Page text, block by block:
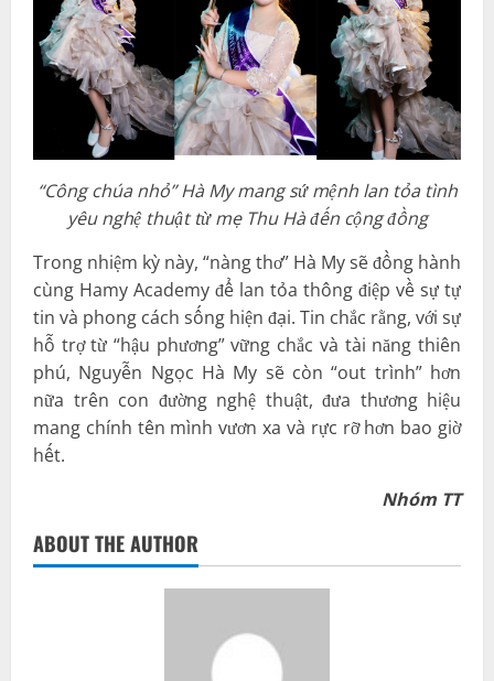
“Công chúa nhỏ” Hà My mang sứ mệnh lan tỏa tình
yêu nghệ thuật từ mẹ Thu Hà đến cộng đồng
Trong nhiệm kỳ này, “nàng thơ” Hà My sẽ đồng hành
cùng Hamy Academy để lan tỏa thông điệp về sự tự
tin và phong cách sống hiện đại. Tin chắc rằng, với sự
hỗ trợ từ “hậu phương” vững chắc và tài năng thiên
phú, Nguyễn Ngọc Hà My sẽ còn “out trình” hơn
nữa trên con đường nghệ thuật, đưa thương hiệu
mang chính tên mình vươn xa và rực rỡ hơn bao giờ
hết.
Nhóm TT
ABOUT THE AUTHOR